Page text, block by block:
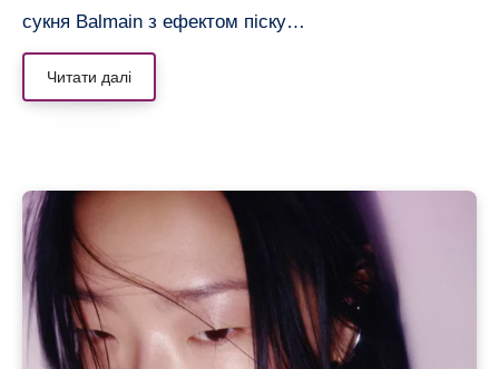
сукня Balmain з ефектом піску…
Читати далі